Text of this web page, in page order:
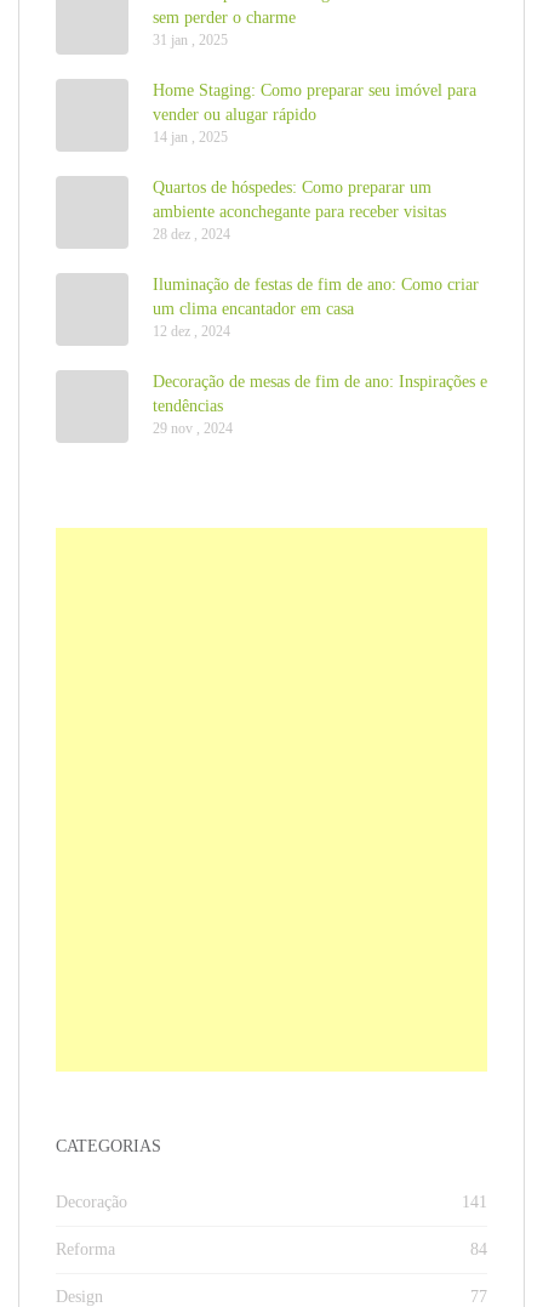
sem perder o charme
31 jan , 2025
Home Staging: Como preparar seu imóvel para
vender ou alugar rápido
14 jan , 2025
Quartos de hóspedes: Como preparar um
ambiente aconchegante para receber visitas
28 dez , 2024
Iluminação de festas de fim de ano: Como criar
um clima encantador em casa
12 dez , 2024
Decoração de mesas de fim de ano: Inspirações e
tendências
29 nov , 2024
CATEGORIAS
Decoração 141
Reforma 84
Design 77